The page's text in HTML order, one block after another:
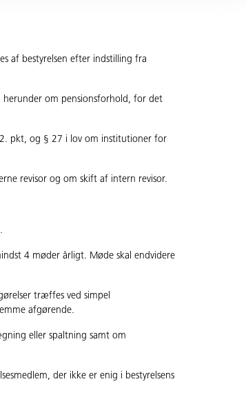
af bestyrelsen efter indstilling fra
herunder om pensionsforhold, for det
pkt, og § 27 i lov om institutioner for
revisor og om skift af intern revisor.
4 møder årligt. Møde skal endvidere
træffes ved simpel
afgørende.
eller spaltning samt om
der ikke er enig i bestyrelsens